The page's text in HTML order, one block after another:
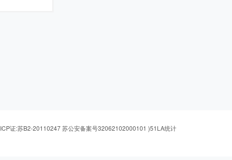
证:苏B2-20110247 苏公安备案号32062102000101 )51LA统计